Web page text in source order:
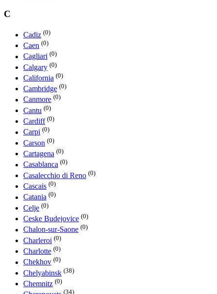
C
Cadiz (0)
Caen (0)
Cagliari (0)
Calgary (0)
California (0)
Cambridge (0)
Canmore (0)
Cantu (0)
Cardiff (0)
Carpi (0)
Carson (0)
Cartagena (0)
Casablanca (0)
Casalecchio di Reno (0)
Cascais (0)
Catania (0)
Celje (0)
Ceske Budejovice (0)
Chalon-sur-Saone (0)
Charleroi (0)
Charlotte (0)
Chekhov (0)
Chelyabinsk (38)
Chemnitz (0)
(34)